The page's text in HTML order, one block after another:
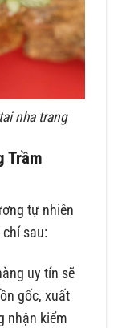
nha trang
Trầm
tự nhiên
sau:
uy tín sẽ
gốc, xuất
nhận kiểm